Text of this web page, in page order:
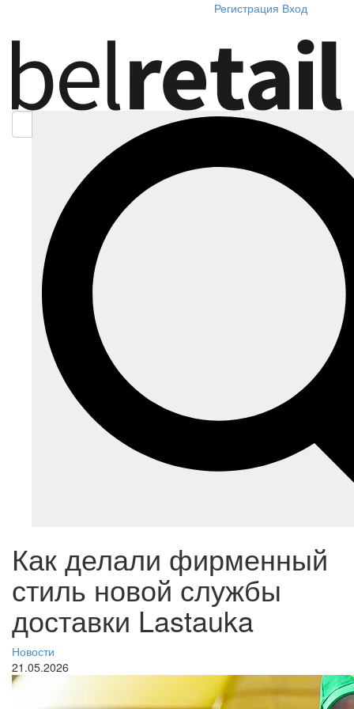
Регистрация Вход
Как делали фирменный
стиль новой службы
доставки Lastauka
Новости
21.05.2026